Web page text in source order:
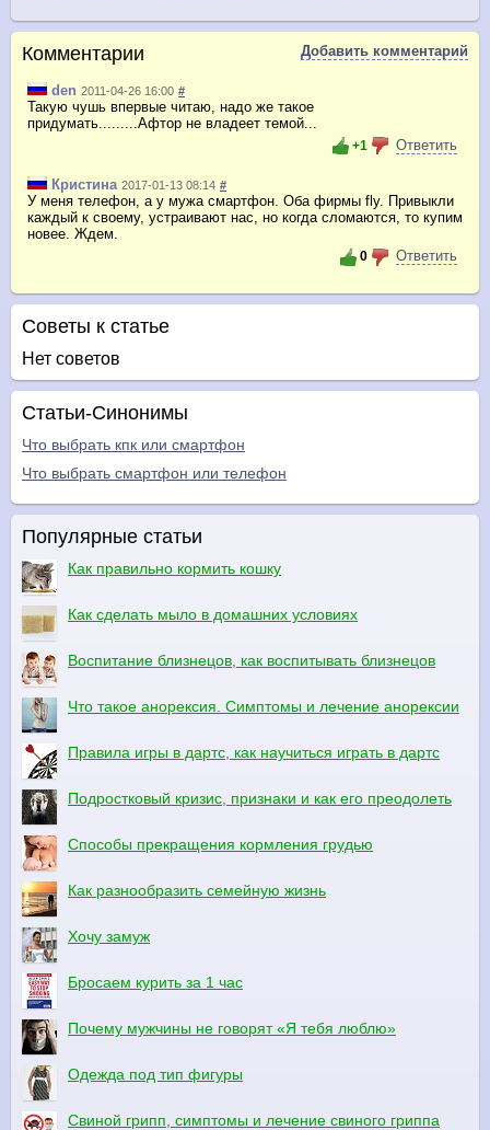
Комментарии Добавить комментарий
den 2011-04-26 16:00 #
Такую чушь впервые читаю, надо же такое
придумать.........Афтор не владеет темой...
+1 Ответить
Кристина 2017-01-13 08:14 #
У меня телефон, а у мужа смартфон. Оба фирмы fly. Привыкли
каждый к своему, устраивают нас, но когда сломаются, то купим
новее. Ждем.
0 Ответить
Советы к статье
Нет советов
Статьи-Синонимы
Что выбрать кпк или смартфон
Что выбрать смартфон или телефон
Популярные статьи
Как правильно кормить кошку
Как сделать мыло в домашних условиях
Воспитание близнецов, как воспитывать близнецов
Что такое анорексия. Симптомы и лечение анорексии
Правила игры в дартс, как научиться играть в дартс
Подростковый кризис, признаки и как его преодолеть
Способы прекращения кормления грудью
Как разнообразить семейную жизнь
Хочу замуж
Бросаем курить за 1 час
Почему мужчины не говорят «Я тебя люблю»
Одежда под тип фигуры
Свиной грипп, симптомы и лечение свиного гриппа